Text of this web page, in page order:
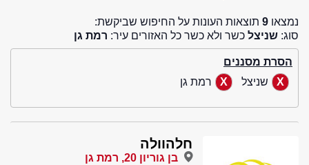
נמצאו 9 תוצאות העונות על החיפוש שביקשת:
סוג: שניצל כשר ולא כשר כל האזורים עיר: רמת גן
הסרת מסננים
שניצל
רמת גן
חלהוולה
בן גוריון 20, רמת גן